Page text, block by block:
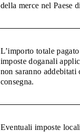
della merce nel Paese
L’importo totale
imposte doganali
non saranno
consegna.
Eventuali imposte